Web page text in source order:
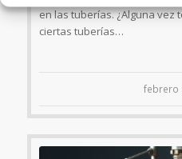
en las tuberías. ¿Alguna vez
ciertas tuberías…
febrero